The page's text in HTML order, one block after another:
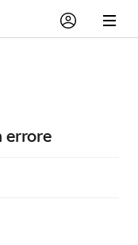
errore